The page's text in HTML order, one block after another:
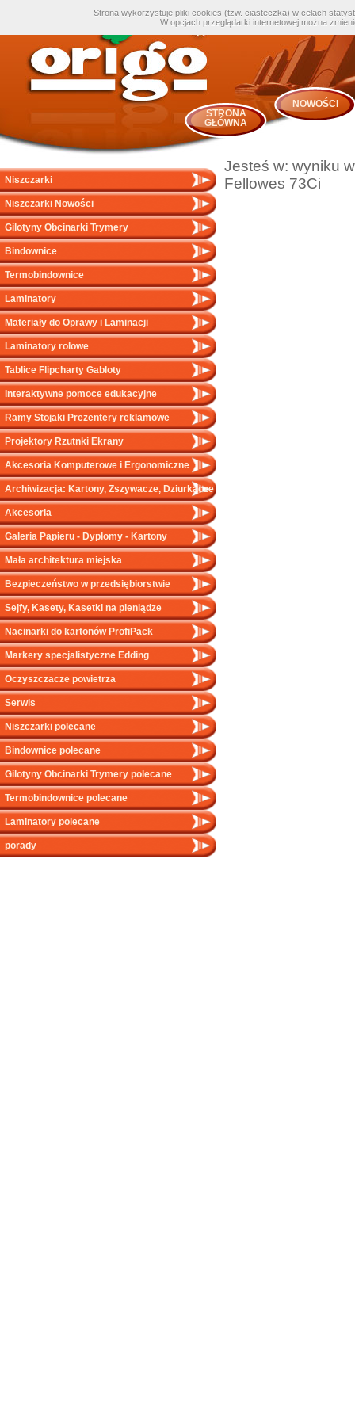
Strona wykorzystuje pliki cookies (tzw. ciasteczka) w celach
W opcjach przeglądarki internetowej można
STRONA
GŁÓWNA
NOWOŚCI
Niszczarki
Niszczarki Nowości
Gilotyny Obcinarki Trymery
Bindownice
Termobindownice
Laminatory
Materiały do Oprawy i Laminacji
Laminatory rolowe
Tablice Flipcharty Gabloty
Interaktywne pomoce edukacyjne
Ramy Stojaki Prezentery reklamowe
Projektory Rzutnki Ekrany
Akcesoria Komputerowe i Ergonomiczne
Archiwizacja: Kartony, Zszywacze, Dziurkacze
Akcesoria
Galeria Papieru - Dyplomy - Kartony
Mała architektura miejska
Bezpieczeństwo w przedsiębiorstwie
Sejfy, Kasety, Kasetki na pieniądze
Nacinarki do kartonów ProfiPack
Markery specjalistyczne Edding
Oczyszczacze powietrza
Serwis
Niszczarki polecane
Bindownice polecane
Gilotyny Obcinarki Trymery polecane
Termobindownice polecane
Laminatory polecane
porady
Jesteś w: wyniku
Fellowes 73Ci